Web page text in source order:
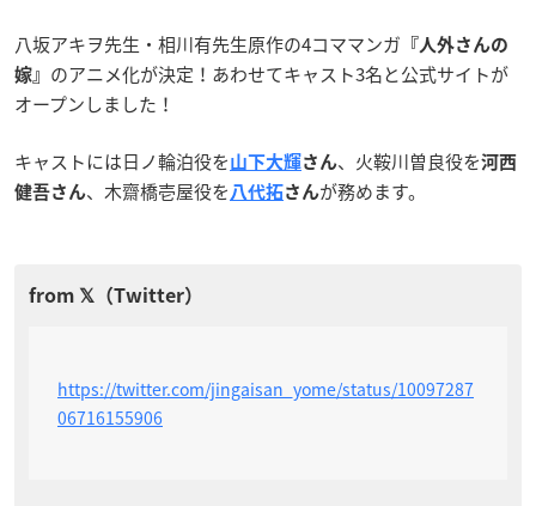
八坂アキヲ先生・相川有先生原作の4コママンガ 『人外さんの
嫁』 のアニメ化が決定！あわせてキャスト3名と公式サイトが
オープンしました！
キャストには日ノ輪泊役を 山下大輝さん、火鞍川曽良役を河西
健吾さん、木齋橋壱屋役を 八代拓さんが務めます。
https://twitter.com/jingaisan_yome/status/10097287
06716155906